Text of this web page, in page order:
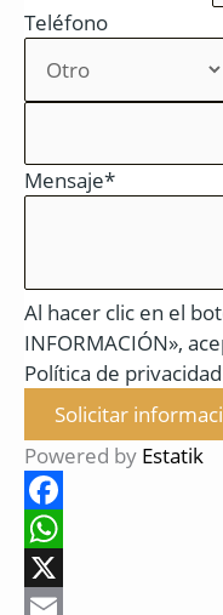
Teléfono
Mensaje*
Al hacer clic en el
INFORMACIÓN»,
Política de privacidad
Solicitar
Powered by Estatik
F
a
c
W
h
X